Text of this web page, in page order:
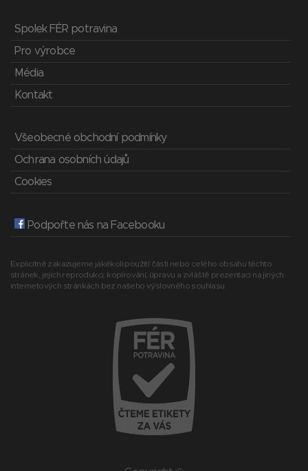
Spolek FÉR potravina
Pro výrobce
Média
Kontakt
Všeobecné obchodní podmínky
Ochrana osobních údajů
Cookies
Podpořte nás na Facebooku
Explicitně zakazujeme jakékoli použití části nebo celého obsahu těchto
stránek, jejich reprodukci, kopírování, úpravu a zvláště prezentaci na jiných
internetových stránkách bez našeho výslovného souhlasu.